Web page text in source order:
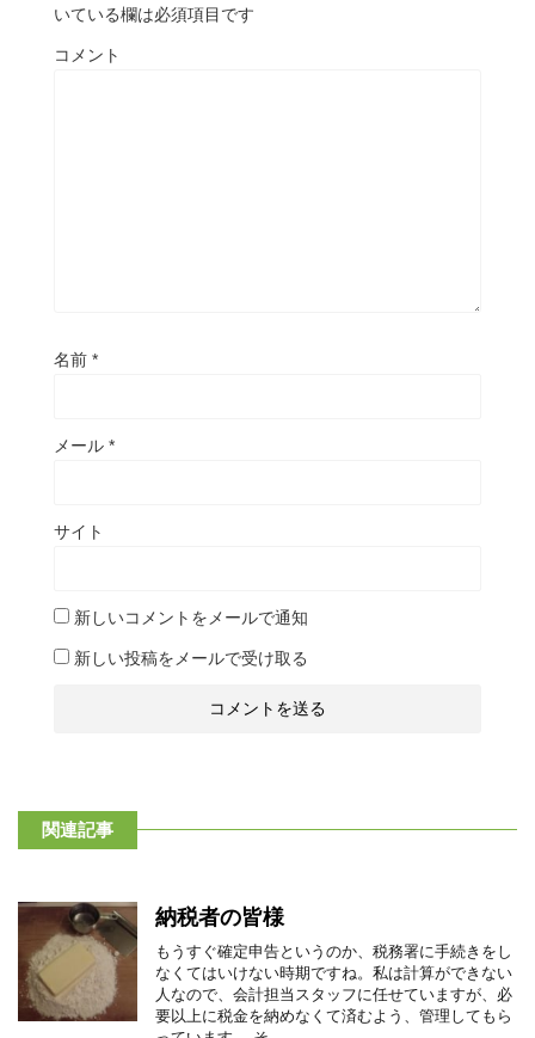
いている欄は必須項目です
コメント
名前 *
メール *
サイト
新しいコメントをメールで通知
新しい投稿をメールで受け取る
関連記事
納税者の皆様
もうすぐ確定申告というのか、税務署に手続きをし
なくてはいけない時期ですね。私は計算ができない
人なので、会計担当スタッフに任せていますが、必
要以上に税金を納めなくて済むよう、管理してもら